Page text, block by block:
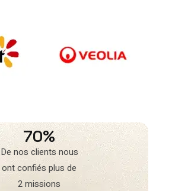
70%
De nos clients nous
ont confiés plus de
2 missions